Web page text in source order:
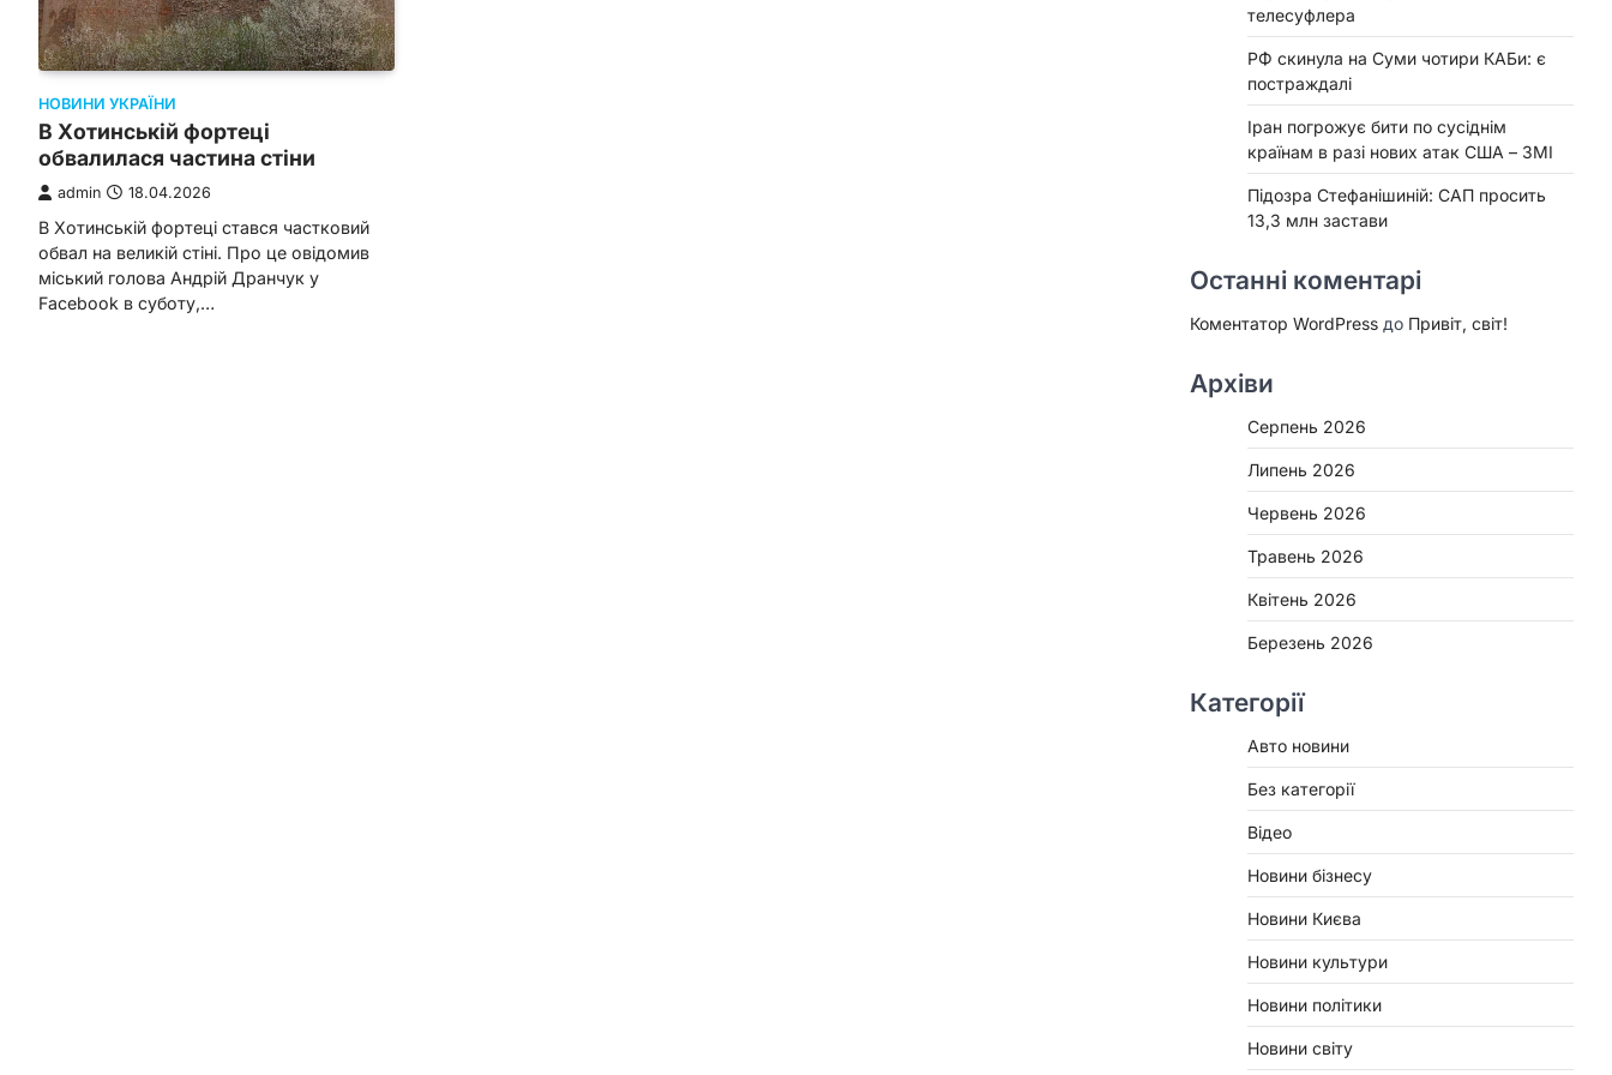
НОВИНИ УКРАЇНИ
В Хотинській фортеці
обвалилася частина стіни
admin 18.04.2026
В Хотинській фортеці стався частковий
обвал на великій стіні. Про це овідомив
міський голова Андрій Дранчук у
Facebook в суботу,…
телесуфлера
РФ скинула на Суми чотири КАБи: є
постраждалі
Іран погрожує бити по сусіднім
країнам в разі нових атак США – ЗМІ
Підозра Стефанішиній: САП просить
13,3 млн застави
Останні коментарі
Коментатор WordPress до Привіт, світ!
Архіви
Серпень 2026
Липень 2026
Червень 2026
Травень 2026
Квітень 2026
Березень 2026
Категорії
Авто новини
Без категорії
Відео
Новини бізнесу
Новини Києва
Новини культури
Новини політики
Новини світу